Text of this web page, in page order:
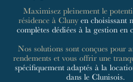
Maximisez pleinement le
résidence à Clunyen choisissant
complètes dédiées à la gestion en
Nos solutions sont conçues pour
rendements et vous offrir une
spécifiquement adaptés à la
dans le Clunisois.